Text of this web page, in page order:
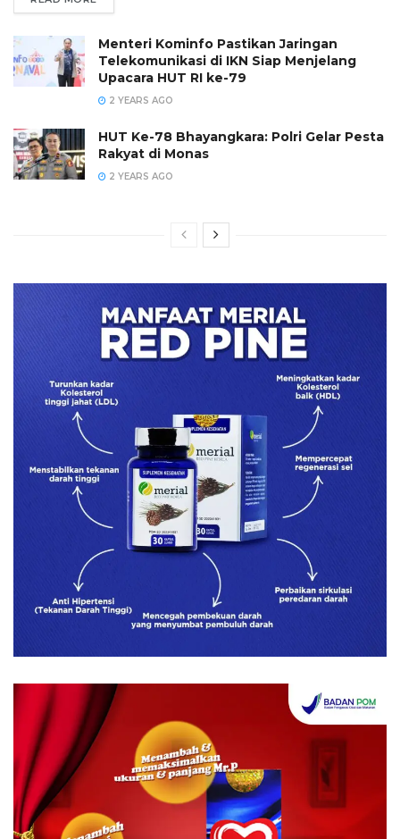
Menteri Kominfo Pastikan Jaringan
Telekomunikasi di IKN Siap Menjelang
Upacara HUT RI ke-79
2 YEARS AGO
HUT Ke-78 Bhayangkara: Polri Gelar Pesta
Rakyat di Monas
2 YEARS AGO